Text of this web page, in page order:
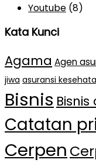
Youtube (8)
Kata Kunci
Agama Agen
jiwa asuransi
Bisnis
Catatan
Cerpen